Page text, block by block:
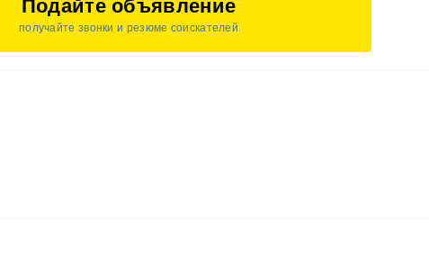
Подайте объявление
получайте звонки и резюме соискателей